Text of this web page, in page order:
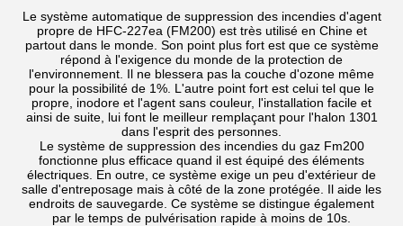
Le système automatique de suppression des incendies d'agent
propre de HFC-227ea (FM200) est très utilisé en Chine et
partout dans le monde. Son point plus fort est que ce système
répond à l'exigence du monde de la protection de
l'environnement. Il ne blessera pas la couche d'ozone même
pour la possibilité de 1%. L'autre point fort est celui tel que le
propre, inodore et l'agent sans couleur, l'installation facile et
ainsi de suite, lui font le meilleur remplaçant pour l'halon 1301
dans l'esprit des personnes.
Le système de suppression des incendies du gaz Fm200
fonctionne plus efficace quand il est équipé des éléments
électriques. En outre, ce système exige un peu d'extérieur de
salle d'entreposage mais à côté de la zone protégée. Il aide les
endroits de sauvegarde. Ce système se distingue également
par le temps de pulvérisation rapide à moins de 10s.